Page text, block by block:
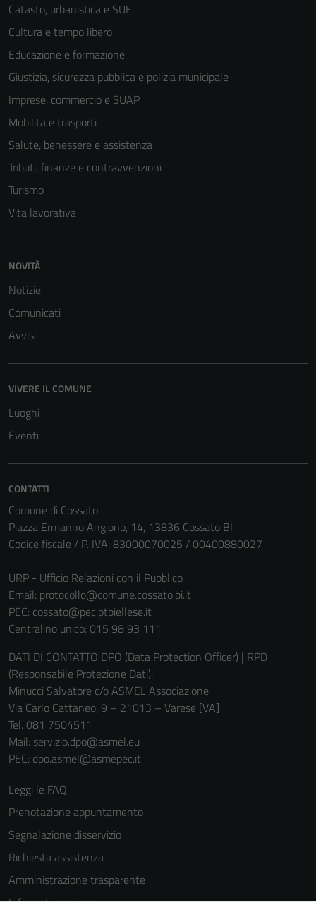
Catasto, urbanistica e SUE
Cultura e tempo libero
Educazione e formazione
Giustizia, sicurezza pubblica e polizia municipale
Imprese, commercio e SUAP
Mobilità e trasporti
Salute, benessere e assistenza
Tributi, finanze e contravvenzioni
Turismo
Vita lavorativa
NOVITÀ
Notizie
Comunicati
Avvisi
VIVERE IL COMUNE
Luoghi
Eventi
CONTATTI
Comune di Cossato
Piazza Ermanno Angiono, 14, 13836 Cossato BI
Codice fiscale / P. IVA: 83000070025 / 00400880027
URP - Ufficio Relazioni con il Pubblico
Email: protocollo@comune.cossato.bi.it
PEC: cossato@pec.ptbiellese.it
Centralino unico: 015 98 93 111
DATI DI CONTATTO DPO (Data Protection Officer) | RPD
(Responsabile Protezione Dati):
Minucci Salvatore c/o ASMEL Associazione
Via Carlo Cattaneo, 9 – 21013 – Varese [VA]
Tel. 081 7504511
Mail: servizio.dpo@asmel.eu
PEC: dpo.asmel@asmepec.it
Leggi le FAQ
Prenotazione appuntamento
Segnalazione disservizio
Richiesta assistenza
Amministrazione trasparente
Informativa privacy